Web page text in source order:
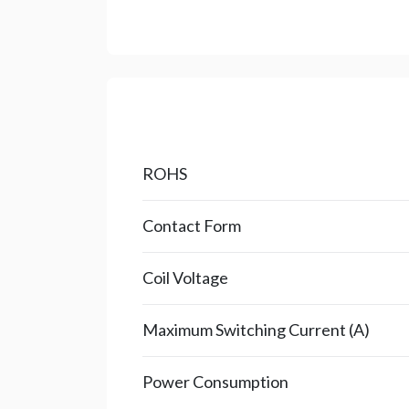
ROHS
Contact Form
Coil Voltage
Maximum Switching Current (A)
Power Consumption